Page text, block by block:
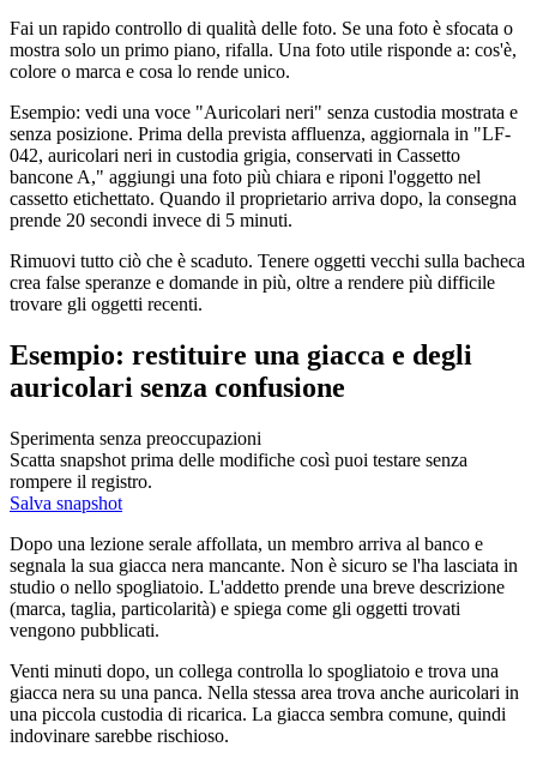
Fai un rapido controllo di qualità delle foto. Se una foto è sfocata o
mostra solo un primo piano, rifalla. Una foto utile risponde a: cos'è,
colore o marca e cosa lo rende unico.
Esempio: vedi una voce "Auricolari neri" senza custodia mostrata e
senza posizione. Prima della prevista affluenza, aggiornala in "LF-
042, auricolari neri in custodia grigia, conservati in Cassetto
bancone A," aggiungi una foto più chiara e riponi l'oggetto nel
cassetto etichettato. Quando il proprietario arriva dopo, la consegna
prende 20 secondi invece di 5 minuti.
Rimuovi tutto ciò che è scaduto. Tenere oggetti vecchi sulla bacheca
crea false speranze e domande in più, oltre a rendere più difficile
trovare gli oggetti recenti.
Esempio: restituire una giacca e degli
auricolari senza confusione
Sperimenta senza preoccupazioni
Scatta snapshot prima delle modifiche così puoi testare senza
rompere il registro.
Salva snapshot
Dopo una lezione serale affollata, un membro arriva al banco e
segnala la sua giacca nera mancante. Non è sicuro se l'ha lasciata in
studio o nello spogliatoio. L'addetto prende una breve descrizione
(marca, taglia, particolarità) e spiega come gli oggetti trovati
vengono pubblicati.
Venti minuti dopo, un collega controlla lo spogliatoio e trova una
giacca nera su una panca. Nella stessa area trova anche auricolari in
una piccola custodia di ricarica. La giacca sembra comune, quindi
indovinare sarebbe rischioso.